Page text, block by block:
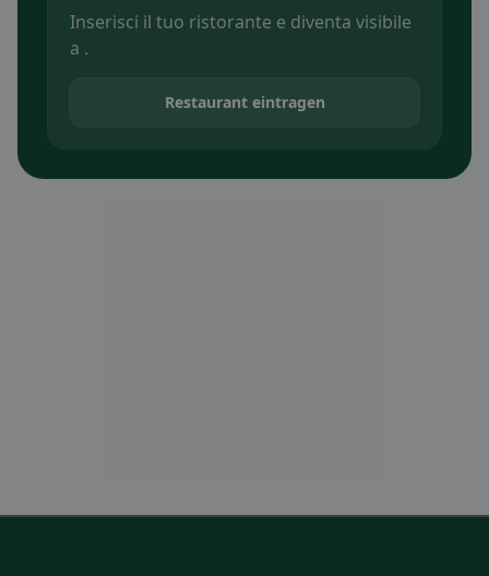
Inserisci il tuo ristorante e diventa visibile
a .
Restaurant eintragen